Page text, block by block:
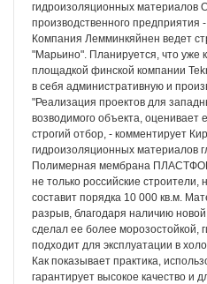
гидроизоляционных
производственного предприятия
Компания Лемминкяйнен ведет
"Марьино". Планируется, что уже
площадкой финской компании
в себя административную и
"Реализация проектов для
возводимого объекта,
строгий отбор, - комментирует
гидроизоляционных материалов
Полимерная мембрана
не только российские
составит порядка 10 000 кв.м.
разрыв, благодаря наличию
сделал ее более морозостойкой,
подходит для эксплуатации в
Как показывает практика,
гарантирует высокое качество и